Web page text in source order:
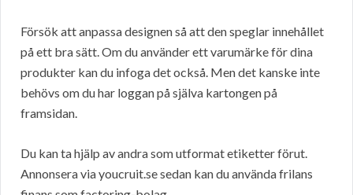
Försök att anpassa designen så att den speglar innehållet
på ett bra sätt. Om du använder ett varumärke för dina
produkter kan du infoga det också. Men det kanske inte
behövs om du har loggan på själva kartongen på
framsidan.
Du kan ta hjälp av andra som utformat etiketter förut.
Annonsera via youcruit.se sedan kan du använda frilans